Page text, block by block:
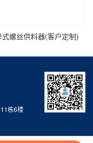
式螺丝供料器(客户定制)
栋6楼